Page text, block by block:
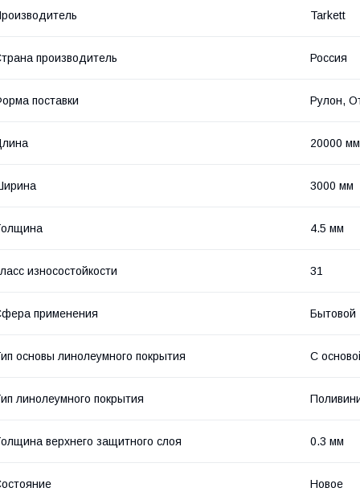
Tarkett
производитель Россия
поставки Рулон,
20000 мм
3000 мм
4.5 мм
износостойкости 31
применения Бытовой
основы линолеумного покрытия С
линолеумного покрытия
верхнего защитного слоя 0.3 мм
Новое